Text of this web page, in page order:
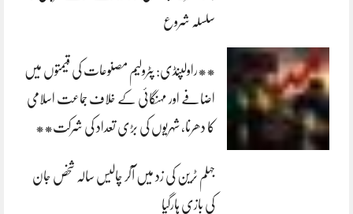
سلسلہ شروع
**راولپنڈی: پٹرولیم مصنوعات کی قیمتوں میں
اضافے اور مہنگائی کے خلاف جماعت اسلامی
کا دھرنا، شہریوں کی بڑی تعداد کی شرکت**
جہلم ٹرین کی زد میں آکر چالیس سالہ شخص جان
کی بازی ہارگیا